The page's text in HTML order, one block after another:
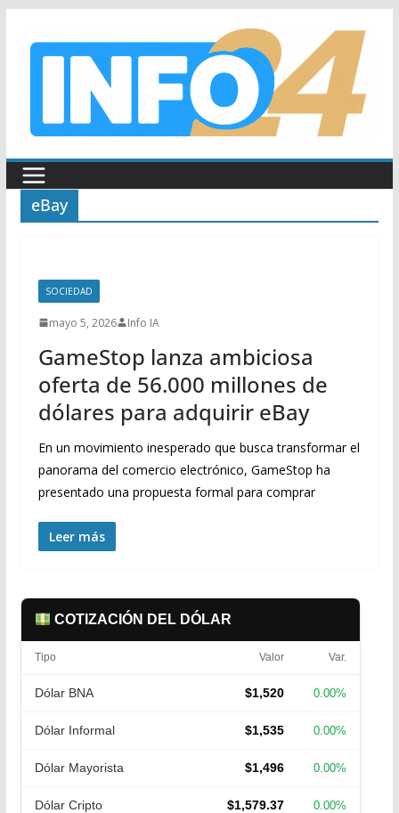
eBay
SOCIEDAD
mayo 5, 2026 Info IA
GameStop lanza ambiciosa
oferta de 56.000 millones de
dólares para adquirir eBay
En un movimiento inesperado que busca transformar el
panorama del comercio electrónico, GameStop ha
presentado una propuesta formal para comprar
Leer más
COTIZACIÓN DEL DÓLAR
Tipo Valor Var.
Dólar BNA $1,520 0.00%
Dólar Informal $1,535 0.00%
Dólar Mayorista $1,496 0.00%
Dólar Cripto $1,579.37 0.00%